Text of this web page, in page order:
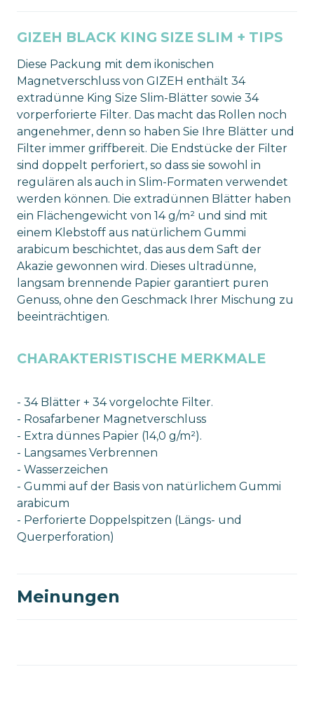
GIZEH BLACK KING SIZE SLIM + TIPS
Diese Packung mit dem ikonischen
Magnetverschluss von GIZEH enthält 34
extradünne King Size Slim-Blätter sowie 34
vorperforierte Filter. Das macht das Rollen noch
angenehmer, denn so haben Sie Ihre Blätter und
Filter immer griffbereit. Die Endstücke der Filter
sind doppelt perforiert, so dass sie sowohl in
regulären als auch in Slim-Formaten verwendet
werden können. Die extradünnen Blätter haben
ein Flächengewicht von 14 g/m² und sind mit
einem Klebstoff aus natürlichem Gummi
arabicum beschichtet, das aus dem Saft der
Akazie gewonnen wird. Dieses ultradünne,
langsam brennende Papier garantiert puren
Genuss, ohne den Geschmack Ihrer Mischung zu
beeinträchtigen.
CHARAKTERISTISCHE MERKMALE
- 34 Blätter + 34 vorgelochte Filter.
- Rosafarbener Magnetverschluss
- Extra dünnes Papier (14,0 g/m²).
- Langsames Verbrennen
- Wasserzeichen
- Gummi auf der Basis von natürlichem Gummi
arabicum
- Perforierte Doppelspitzen (Längs- und
Querperforation)
Meinungen